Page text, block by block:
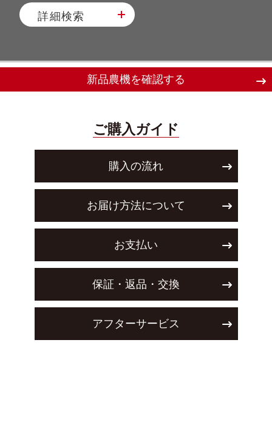
詳細検索
新品農機を確認する
ご購入ガイド
購入の流れ
お届け方法について
お支払い
保証・返品・交換
アフターサービス